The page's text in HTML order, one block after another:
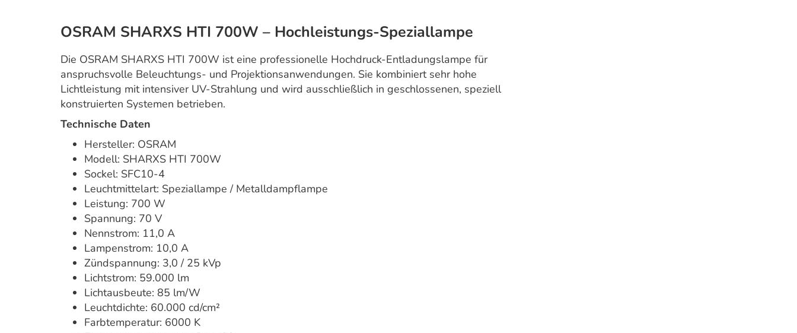
OSRAM SHARXS HTI 700W – Hochleistungs-Speziallampe
Die OSRAM SHARXS HTI 700W ist eine professionelle Hochdruck-Entladungslampe für
anspruchsvolle Beleuchtungs- und Projektionsanwendungen. Sie kombiniert sehr hohe
Lichtleistung mit intensiver UV-Strahlung und wird ausschließlich in geschlossenen, speziell
konstruierten Systemen betrieben.
Technische Daten
Hersteller: OSRAM
Modell: SHARXS HTI 700W
Sockel: SFC10-4
Leuchtmittelart: Speziallampe / Metalldampflampe
Leistung: 700 W
Spannung: 70 V
Nennstrom: 11,0 A
Lampenstrom: 10,0 A
Zündspannung: 3,0 / 25 kVp
Lichtstrom: 59.000 lm
Lichtausbeute: 85 lm/W
Leuchtdichte: 60.000 cd/cm²
Farbtemperatur: 6000 K